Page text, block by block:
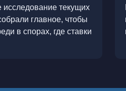
исследование текущих
главное, чтобы
в спорах, где ставки